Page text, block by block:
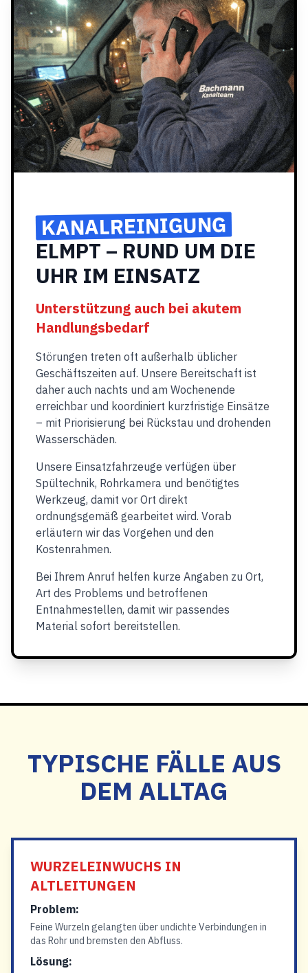
KANALREINIGUNG
ELMPT – RUND UM DIE
UHR IM EINSATZ
Unterstützung auch bei akutem
Handlungsbedarf
Störungen treten oft außerhalb üblicher
Geschäftszeiten auf. Unsere Bereitschaft ist
daher auch nachts und am Wochenende
erreichbar und koordiniert kurzfristige Einsätze
– mit Priorisierung bei Rückstau und drohenden
Wasserschäden.
Unsere Einsatzfahrzeuge verfügen über
Spültechnik, Rohrkamera und benötigtes
Werkzeug, damit vor Ort direkt
ordnungsgemäß gearbeitet wird. Vorab
erläutern wir das Vorgehen und den
Kostenrahmen.
Bei Ihrem Anruf helfen kurze Angaben zu Ort,
Art des Problems und betroffenen
Entnahmestellen, damit wir passendes
Material sofort bereitstellen.
TYPISCHE FÄLLE AUS
DEM ALLTAG
WURZELEINWUCHS IN
ALTLEITUNGEN
Problem:
Feine Wurzeln gelangten über undichte Verbindungen in
das Rohr und bremsten den Abfluss.
Lösung: